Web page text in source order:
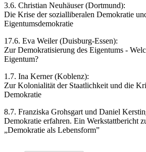
3.6. Christian Neuhäuser (Dortmund):
Die Krise der sozialliberalen Demokratie
Eigentumsdemokratie
17.6. Eva Weiler (Duisburg-Essen):
Zur Demokratisierung des Eigentums -
Eigentum?
1.7. Ina Kerner (Koblenz):
Zur Kolonialität der Staatlichkeit und die
Demokratie
8.7. Franziska Grohsgart und Daniel
Demokratie erfahren. Ein Werkstattbericht
„Demokratie als Lebensform”